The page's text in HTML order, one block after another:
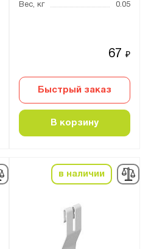
Вес, кг
0.05
67₽
Быстрый заказ
В корзину
в наличии
9005)
(RAL 9003)
(RAL 9016)